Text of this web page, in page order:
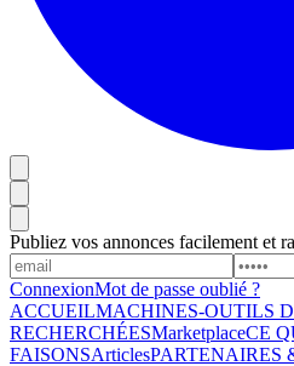
Publiez vos annonces facilement et
ConnexionMot de passe oublié ?
ACCUEILMACHINES-OUTILS
RECHERCHÉESMarketplaceCE
FAISONSArticlesPARTENAIRES